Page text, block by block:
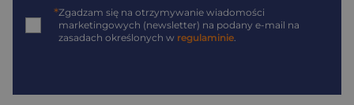
*Zgadzam się na otrzymywanie wiadomości
marketingowych (newsletter) na podany e-mail na
zasadach określonych w regulaminie.